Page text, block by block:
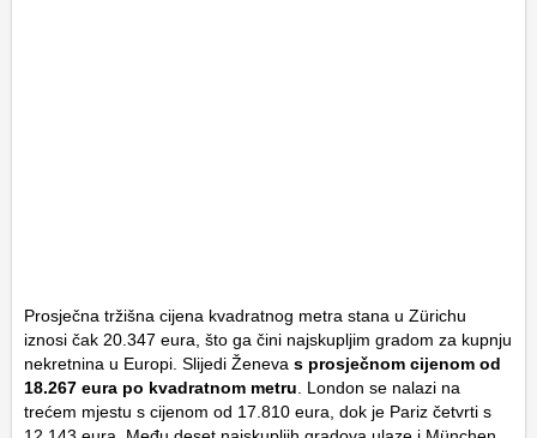
Prosječna tržišna cijena kvadratnog metra stana u Zürichu
iznosi čak 20.347 eura, što ga čini najskupljim gradom za kupnju
nekretnina u Europi. Slijedi Ženeva s prosječnom cijenom od
18.267 eura po kvadratnom metru . London se nalazi na
trećem mjestu s cijenom od 17.810 eura, dok je Pariz četvrti s